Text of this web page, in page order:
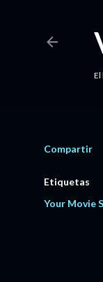
El
Compartir
Etiquetas
Your Movie